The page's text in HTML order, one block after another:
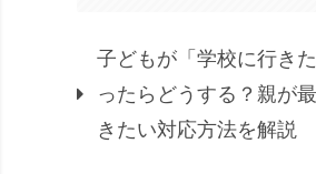
子どもが「学校に行き
ったらどうする？親が
きたい対応方法を解説